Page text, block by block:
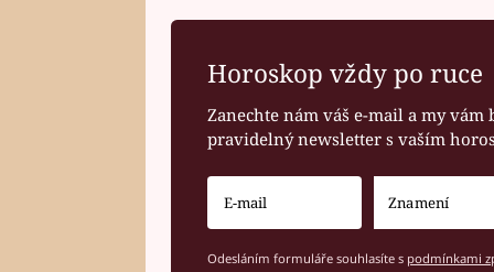
Horoskop vždy po ruce
Zanechte nám váš e-mail a my vám
pravidelný newsletter s vaším
Odesláním formuláře souhlasíte s podmínkami